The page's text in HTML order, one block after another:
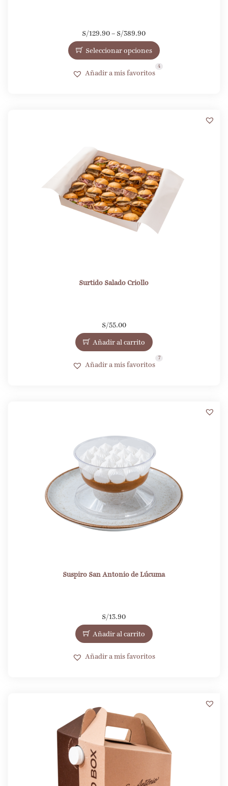
S/129.90 – S/389.90
Seleccionar opciones
Añadir a mis favoritos
3
4
Surtido Salado Criollo
S/55.00
Añadir al carrito
Añadir a mis favoritos
7
Suspiro San Antonio de Lúcuma
S/13.90
Añadir al carrito
Añadir a mis favoritos